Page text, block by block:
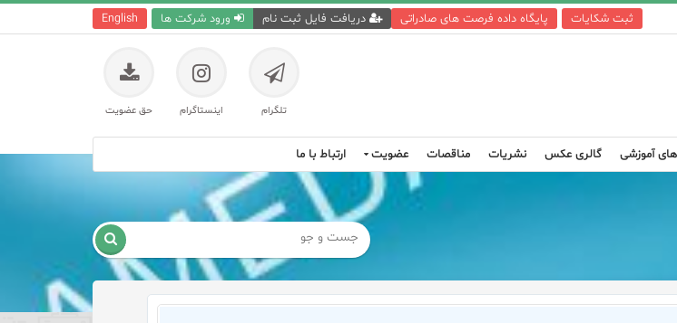
English ورود شرکت ها دریافت فایل ثبت نام پایگاه داده فرصت های صادراتی ثبت شکایات
تلگرام اینستاگرام حق عضویت
آموزشی گالری عکس نشریات مناقصات عضویت ارتباط با ما
